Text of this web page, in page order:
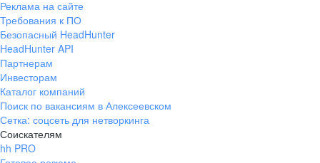
+7 343 226-79-99
pr@ural.hh.ru
ул. Янковского, д. 169, 7 этаж,
706 каб.
+7 861 205-55-57
pr@krd.hh.ru
Реклама на сайте
Требования к ПО
Безопасный HeadHunter
HeadHunter API
Партнерам
Инвесторам
Каталог компаний
Поиск по вакансиям в Алексеевском
Сетка: соцсеть для нетворкинга
Соискателям
hh PRO